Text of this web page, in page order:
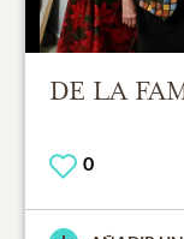
DE LA
0